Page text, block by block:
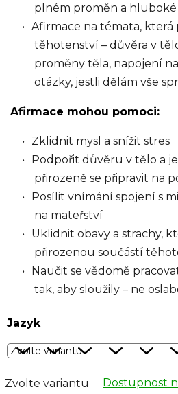
plném proměn a hluboké
Afirmace na témata, která
těhotenství – důvěra v
proměny těla, napojení
otázky, jestli dělám vše
Afirmace mohou pomoci:
Zklidnit mysl a snížit stres
Podpořit důvěru v tělo a
přirozeně se připravit na
Posílit vnímání spojení s
na mateřství
Uklidnit obavy a strachy,
přirozenou součástí
Naučit se vědomě
tak, aby sloužily – ne
Jazyk
Zvolte variantu Dostupnost